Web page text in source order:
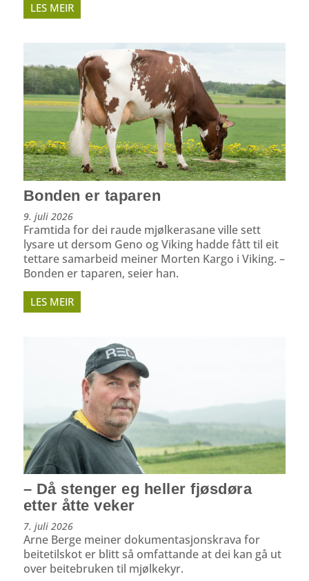
LES MEIR
Bonden er taparen
9. juli 2026
Framtida for dei raude mjølkerasane ville sett
lysare ut dersom Geno og Viking hadde fått til eit
tettare samarbeid meiner Morten Kargo i Viking. –
Bonden er taparen, seier han.
LES MEIR
– Då stenger eg heller fjøsdøra
etter åtte veker
7. juli 2026
Arne Berge meiner dokumentasjonskrava for
beitetilskot er blitt så omfattande at dei kan gå ut
over beitebruken til mjølkekyr.